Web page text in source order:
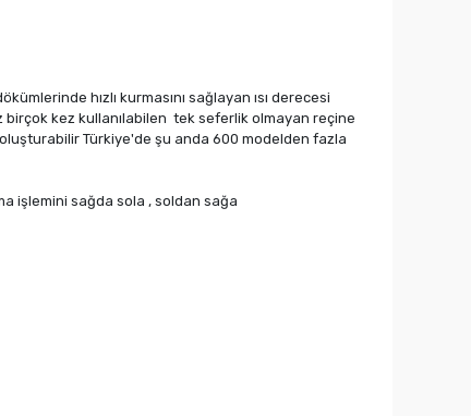
hızlı kurmasını sağlayan ısı derecesi
birçok kez kullanılabilen tek seferlik olmayan reçine
Türkiye'de şu anda 600 modelden fazla
işlemini sağda sola , soldan sağa